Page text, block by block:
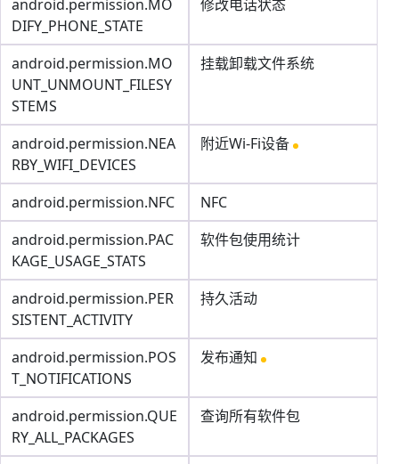
android.permission.MO
DIFY_PHONE_STATE
修改电话状态
android.permission.MO
UNT_UNMOUNT_FILESY
STEMS
挂载卸载文件系统
android.permission.NEA
RBY_WIFI_DEVICES
附近Wi-Fi设备
android.permission.NFC
NFC
android.permission.PAC
KAGE_USAGE_STATS
软件包使用统计
android.permission.PER
SISTENT_ACTIVITY
持久活动
android.permission.POS
T_NOTIFICATIONS
发布通知
android.permission.QUE
RY_ALL_PACKAGES
查询所有软件包